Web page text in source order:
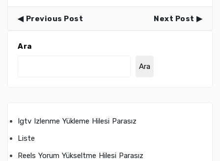
Previous Post Next Post
Ara
Ara
Igtv Izlenme Yükleme Hilesi Parasız
Liste
Reels Yorum Yükseltme Hilesi Parasız